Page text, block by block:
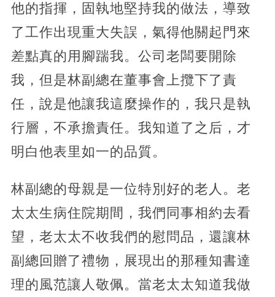
他的指揮，固執地堅持我的做法，導致
了工作出現重大失誤，氣得他關起門來
差點真的用腳踹我。公司老闆要開除
我，但是林副總在董事會上攬下了責
任，說是他讓我這麼操作的，我只是執
行層，不承擔責任。我知道了之后，才
明白他表里如一的品質。
林副總的母親是一位特別好的老人。老
太太生病住院期間，我們同事相約去看
望，老太太不收我們的慰問品，還讓林
副總回贈了禮物，展現出的那種知書達
理的風范讓人敬佩。當老太太知道我做